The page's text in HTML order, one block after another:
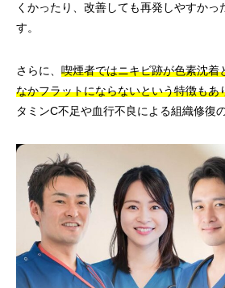
くかったり、改善しても再発しやすかっ
す。
さらに、 喫煙者ではニキビ跡が色素沈着
なかフラットにならないという特徴もあ
タミンC不足や血行不良による組織修復